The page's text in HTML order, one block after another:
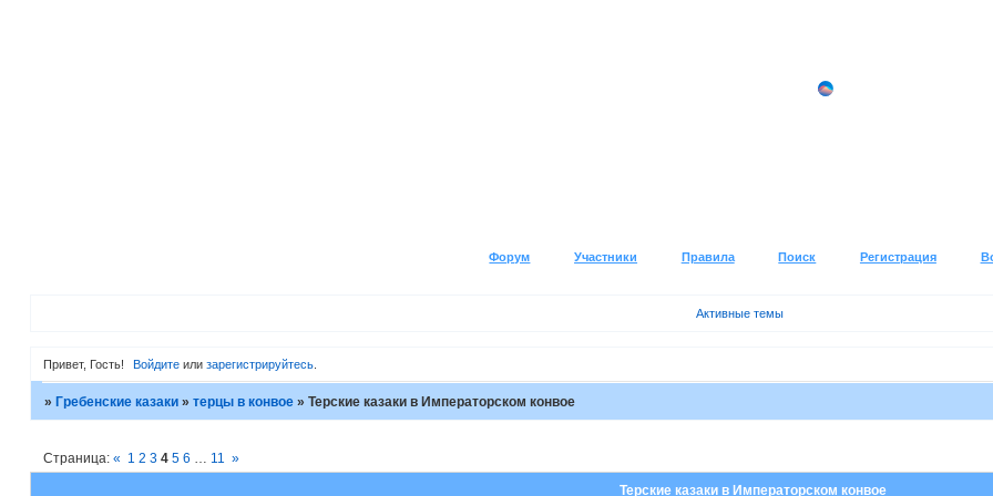
Форум Участники Правила Поиск Регистрация
Активные темы
Привет, Гость! Войдите илизарегистрируйтесь
» Гребенские казаки » терцы в конвое » Терские казаки в Императорском конвое
Терские казаки в Императорском конвое
Страница: « 1 2 3 4 5 6 … 11 »